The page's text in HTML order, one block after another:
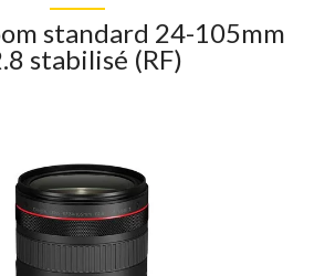
standard 24-105mm
stabilisé (RF)